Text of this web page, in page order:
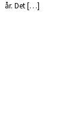
år. Det […]